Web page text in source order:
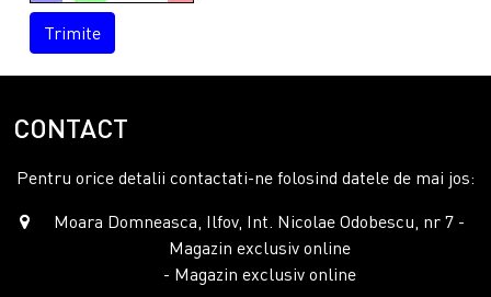
Trimite
CONTACT
Pentru orice detalii contactati-ne folosind datele de mai jos:
Moara Domneasca, Ilfov, Int. Nicolae Odobescu, nr 7 -
Magazin exclusiv online
- Magazin exclusiv online